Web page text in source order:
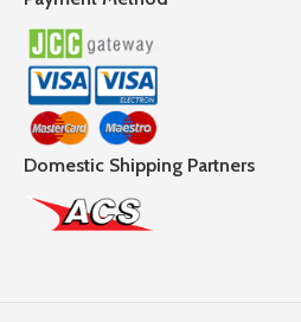
Domestic Shipping Partners